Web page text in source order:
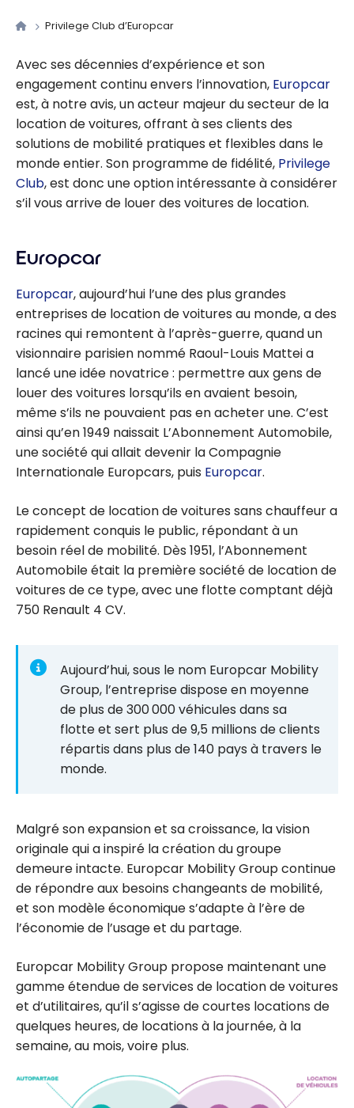
Privilege Club d’Europcar
Avec ses décennies d’expérience et son
engagement continu envers l’innovation, Europcar
est, à notre avis, un acteur majeur du secteur de la
location de voitures, offrant à ses clients des
solutions de mobilité pratiques et flexibles dans le
monde entier. Son programme de fidélité, Privilege
Club, est donc une option intéressante à considérer
s’il vous arrive de louer des voitures de location.
Europcar
Europcar, aujourd’hui l’une des plus grandes
entreprises de location de voitures au monde, a des
racines qui remontent à l’après-guerre, quand un
visionnaire parisien nommé Raoul-Louis Mattei a
lancé une idée novatrice : permettre aux gens de
louer des voitures lorsqu’ils en avaient besoin,
même s’ils ne pouvaient pas en acheter une. C’est
ainsi qu’en 1949 naissait L’Abonnement Automobile,
une société qui allait devenir la Compagnie
Internationale Europcars, puis Europcar.
Le concept de location de voitures sans chauffeur a
rapidement conquis le public, répondant à un
besoin réel de mobilité. Dès 1951, l’Abonnement
Automobile était la première société de location de
voitures de ce type, avec une flotte comptant déjà
750 Renault 4 CV.
Aujourd’hui, sous le nom Europcar Mobility
Group, l’entreprise dispose en moyenne
de plus de 300 000 véhicules dans sa
flotte et sert plus de 9,5 millions de clients
répartis dans plus de 140 pays à travers le
monde.
Malgré son expansion et sa croissance, la vision
originale qui a inspiré la création du groupe
demeure intacte. Europcar Mobility Group continue
de répondre aux besoins changeants de mobilité,
et son modèle économique s’adapte à l’ère de
l’économie de l’usage et du partage.
Europcar Mobility Group propose maintenant une
gamme étendue de services de location de voitures
et d’utilitaires, qu’il s’agisse de courtes locations de
quelques heures, de locations à la journée, à la
semaine, au mois, voire plus.